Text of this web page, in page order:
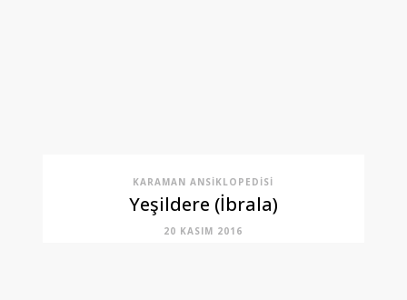
KARAMAN ANSIKLOPEDISI
Yeşildere (İbrala)
20 KASIM 2016